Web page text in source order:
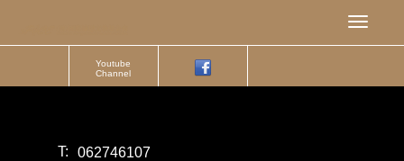
Youtube
Channel
T: 062746107